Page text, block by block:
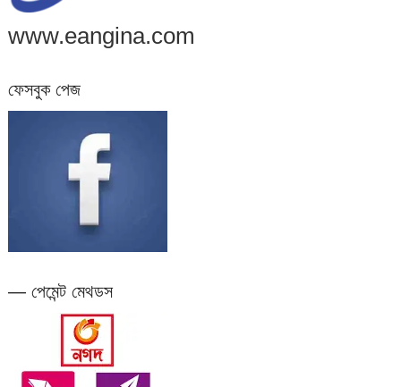
www.eangina.com
ফেসবুক পেজ
— পেমেন্ট মেথডস